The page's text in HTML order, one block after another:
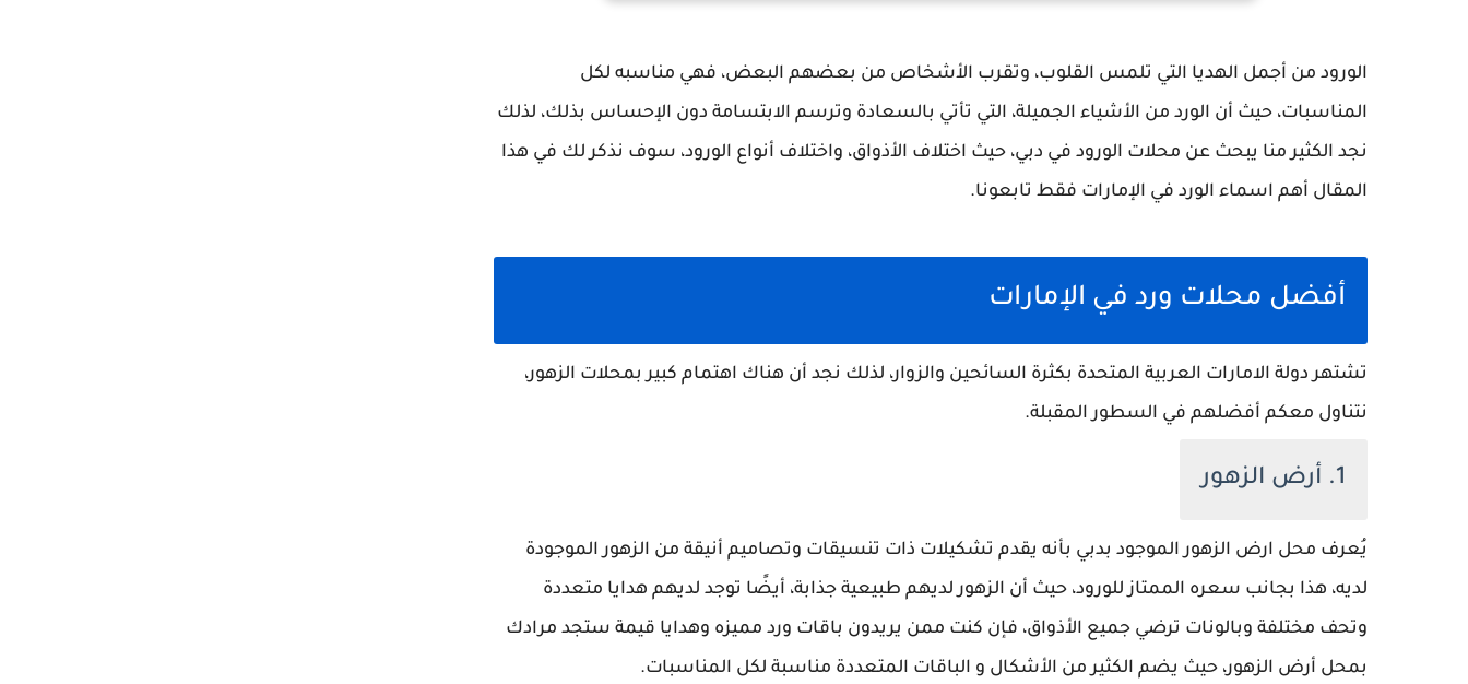
الورود من أجمل الهديا التي تلمس القلوب، وتقرب الأشخاص من بعضهم البعض، فهي مناسبه لكل
المناسبات، حيث أن الورد من الأشياء الجميلة، التي تأتي بالسعادة وترسم الابتسامة دون الإحساس بذلك، لذلك
نجد الكثير منا يبحث عن محلات الورود في دبي، حيث اختلاف الأذواق، واختلاف أنواع الورود، سوف نذكر لك في هذا
المقال أهم اسماء الورد في الإمارات فقط تابعونا.
أفضل محلات ورد في الإمارات
تشتهر دولة الامارات العربية المتحدة بكثرة السائحين والزوار، لذلك نجد أن هناك اهتمام كبير بمحلات الزهور،
نتناول معكم أفضلهم في السطور المقبلة.
1. أرض الزهور
يُعرف محل ارض الزهور الموجود بدبي بأنه يقدم تشكيلات ذات تنسيقات وتصاميم أنيقة من الزهور الموجودة
لديه، هذا بجانب سعره الممتاز للورود، حيث أن الزهور لديهم طبيعية جذابة، أيضًا توجد لديهم هدايا متعددة
وتحف مختلفة وبالونات ترضي جميع الأذواق، فإن كنت ممن يريدون باقات ورد مميزه وهدايا قيمة ستجد مرادك
بمحل أرض الزهور، حيث يضم الكثير من الأشكال و الباقات المتعددة مناسبة لكل المناسبات.